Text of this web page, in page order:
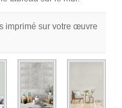
imprimé sur votre œuvre